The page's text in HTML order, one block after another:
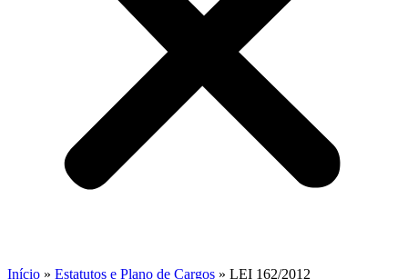
Início » Estatutos e Plano de Cargos » LEI 162/2012